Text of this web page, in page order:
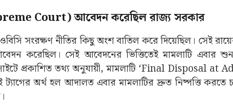
Court) আবেদন করেছিল রাজ্য সরকার
সংরক্ষণ নীতির কিছু অংশ বাতিল করে দিয়েছিল। সেই
করেছিল। সেই আবেদনের ভিত্তিতেই মামলাটি এবার
প্রকাশিত তথ্য অনুযায়ী, মামলাটি ‘Final Disposal at
অর্থ হল আদালত এবার মামলাটির দ্রুত নিষ্পত্তি করতে